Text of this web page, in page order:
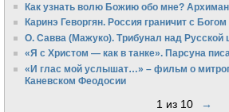
Как узнать волю Божию обо мне?
Каринэ Геворгян. Россия граничит с Богом
О. Савва (Мажуко). Трибунал над Русской
«Я с Христом — как в танке». Парсуна
«И глас мой услышат…» – фильм о
Каневском Феодосии
1 из 10 →